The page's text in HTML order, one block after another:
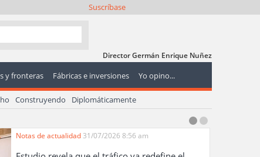
Suscríbase
Director Germán Enrique Nuñez
y fronteras Fábricas e inversiones Yo opino...
Construyendo Diplomáticamente
Notas de actualidad 31/07/2026 8:56 am